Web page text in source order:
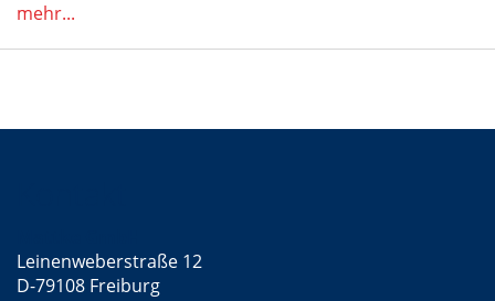
mehr...
Leinenweberstraße 12
D-79108 Freiburg